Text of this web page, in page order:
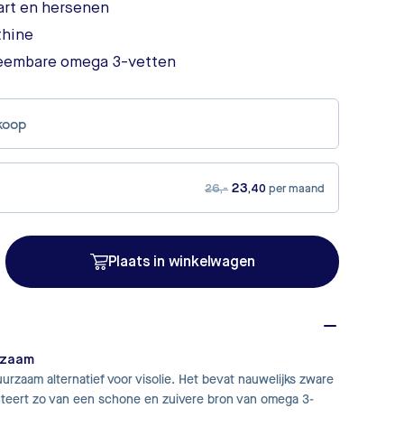
en hersenen
omega 3-vetten
26,- 23,40 per maand
Plaats in winkelwagen
alternatief voor visolie. Het bevat nauwelijks zware
zo van een schone en zuivere bron van omega 3-